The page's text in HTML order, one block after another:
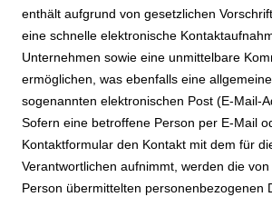
enthält aufgrund von gesetzlichen
eine schnelle elektronische
Unternehmen sowie eine unmittelbare
ermöglichen, was ebenfalls eine
sogenannten elektronischen Post (E-Mail-
Sofern eine betroffene Person per E-Mail
Kontaktformular den Kontakt mit dem für
Verantwortlichen aufnimmt, werden die
Person übermittelten personenbezogenen